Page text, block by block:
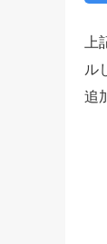
上
ル
追